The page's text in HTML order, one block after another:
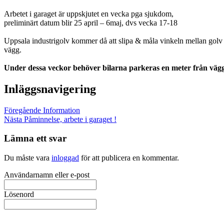
Arbetet i garaget är uppskjutet en vecka pga sjukdom,
preliminärt datum blir 25 april – 6maj, dvs vecka 17-18
Uppsala industrigolv kommer då att slipa & måla vinkeln mellan
vägg.
Under dessa veckor behöver bilarna parkeras en meter från
Inläggsnavigering
Föregående Information
Nästa Påminnelse, arbete i garaget !
Lämna ett svar
Du måste vara inloggad för att publicera en kommentar.
Användarnamn eller e-post
Lösenord